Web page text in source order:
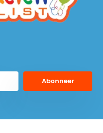
Abonneer